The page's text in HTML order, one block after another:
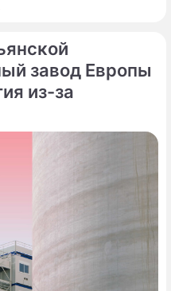
изучения
100 лучших
завод Европы
из-за